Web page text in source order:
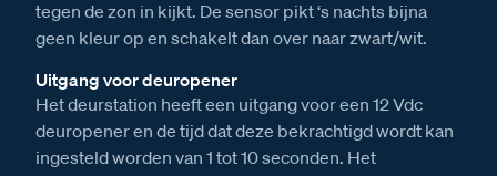
tegen de zon in kijkt. De sensor pikt ‘s nachts bijna
geen kleur op en schakelt dan over naar zwart/wit.
Uitgang voor deuropener
Het deurstation heeft een uitgang voor een 12 Vdc
deuropener en de tijd dat deze bekrachtigd wordt kan
ingesteld worden van 1 tot 10 seconden. Het